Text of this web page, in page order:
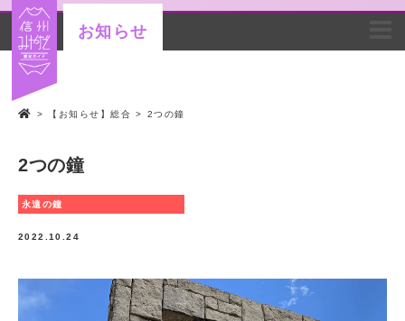
お知らせ
> 【お知らせ】総合 > 2つの鐘
2つの鐘
永遠の鐘
2022.10.24